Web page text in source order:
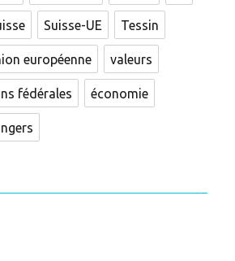
Suisse-UE Tessin
européenne valeurs
fédérales économie